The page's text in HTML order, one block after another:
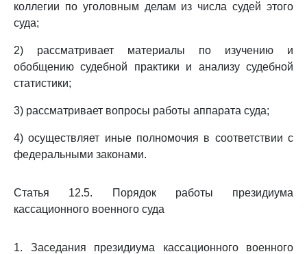
коллегии по уголовным делам из числа судей этого
суда;
2) рассматривает материалы по изучению и
обобщению судебной практики и анализу судебной
статистики;
3) рассматривает вопросы работы аппарата суда;
4) осуществляет иные полномочия в соответствии с
федеральными законами.
Статья 12.5. Порядок работы президиума
кассационного военного суда
1. Заседания президиума кассационного военного